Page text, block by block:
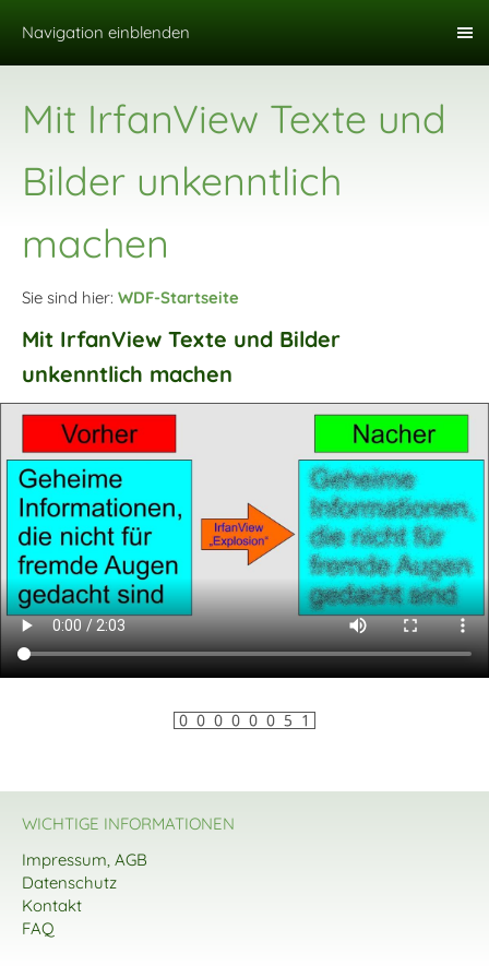
Navigation einblenden
Mit IrfanView Texte und
Bilder unkenntlich
machen
Sie sind hier: WDF-Startseite
Mit IrfanView Texte und Bilder
unkenntlich machen
WICHTIGE INFORMATIONEN
Impressum, AGB
Datenschutz
Kontakt
FAQ